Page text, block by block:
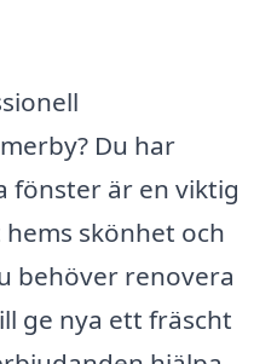
Du har
fönster är en viktig
skönhet och
behöver renovera
ge nya ett fräscht